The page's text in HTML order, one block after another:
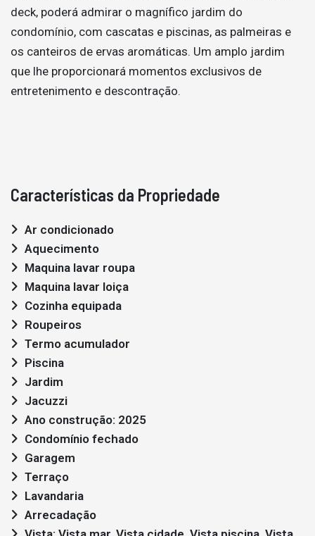
deck, poderá admirar o magnífico jardim do
condomínio, com cascatas e piscinas, as palmeiras e
os canteiros de ervas aromáticas. Um amplo jardim
que lhe proporcionará momentos exclusivos de
entretenimento e descontração.
Características da Propriedade
Ar condicionado
Aquecimento
Maquina lavar roupa
Maquina lavar loiça
Cozinha equipada
Roupeiros
Termo acumulador
Piscina
Jardim
Jacuzzi
Ano construção: 2025
Condomínio fechado
Garagem
Terraço
Lavandaria
Arrecadação